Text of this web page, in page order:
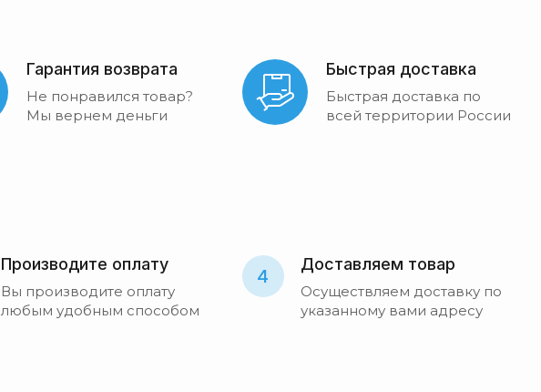
Гарантия возврата
Не понравился товар?
Мы вернем деньги
Быстрая доставка
Быстрая доставка по
всей территории России
Производите оплату
Вы производите оплату
любым удобным способом
4
Доставляем товар
Осуществляем доставку по
указанному вами адресу